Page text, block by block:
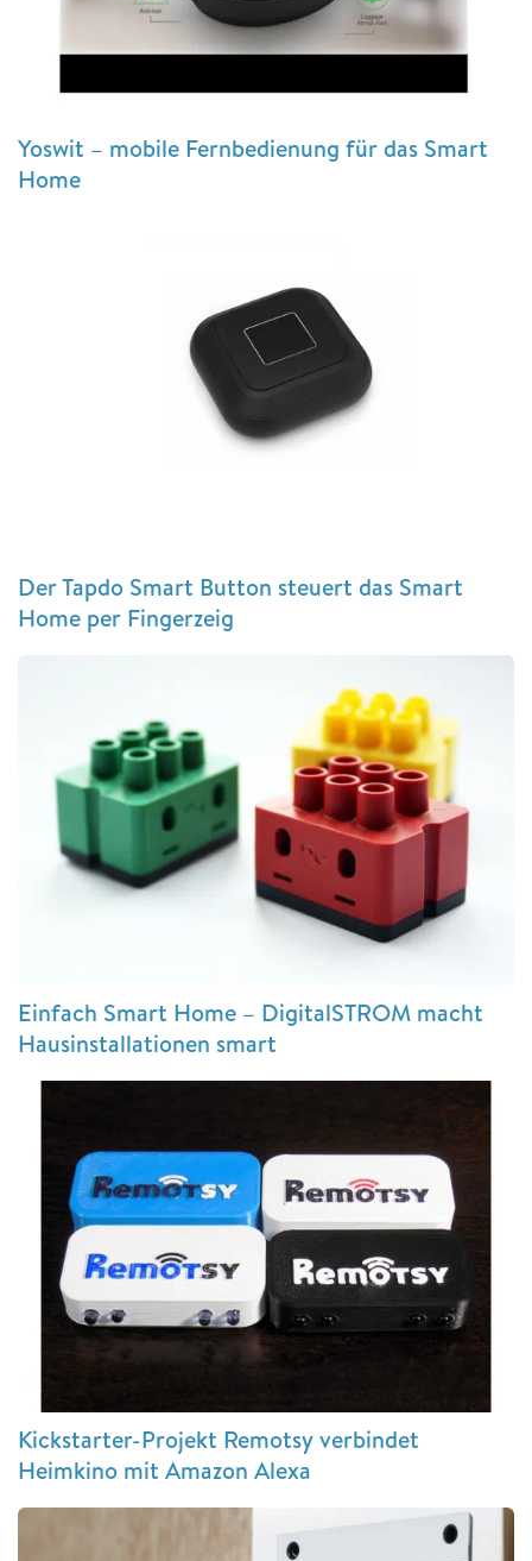
Yoswit – mobile Fernbedienung für das Smart
Home
Der Tapdo Smart Button steuert das Smart
Home per Fingerzeig
Einfach Smart Home – DigitalSTROM macht
Hausinstallationen smart
Kickstarter-Projekt Remotsy verbindet
Heimkino mit Amazon Alexa